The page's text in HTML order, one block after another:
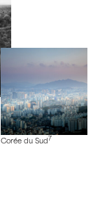
Corée du Sud 7